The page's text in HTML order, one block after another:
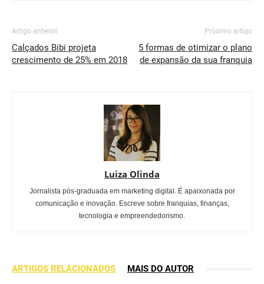
Artigo anterior
Calçados Bibi projeta
crescimento de 25% em 2018
Próximo artigo
5 formas de otimizar o plano
de expansão da sua franquia
Luiza Olinda
Jornalista pós-graduada em marketing digital. É apaixonada por
comunicação e inovação. Escreve sobre franquias, finanças,
tecnologia e empreendedorismo.
ARTIGOS RELACIONADOS MAIS DO AUTOR